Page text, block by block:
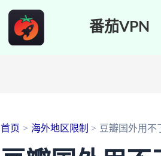
番茄VPN
首页 海外地区限制 豆瓣国外用不